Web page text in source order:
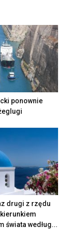
ponownie
drugi z rzędu
świata według...